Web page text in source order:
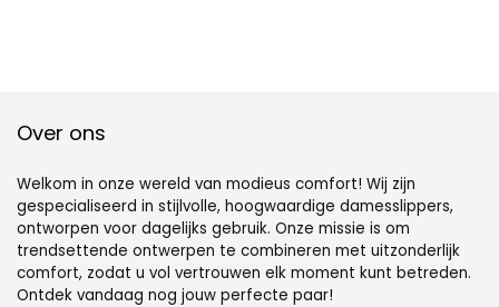
Over ons
Welkom in onze wereld van modieus comfort! Wij zijn
gespecialiseerd in stijlvolle, hoogwaardige damesslippers,
ontworpen voor dagelijks gebruik. Onze missie is om
trendsettende ontwerpen te combineren met uitzonderlijk
comfort, zodat u vol vertrouwen elk moment kunt betreden.
Ontdek vandaag nog jouw perfecte paar!